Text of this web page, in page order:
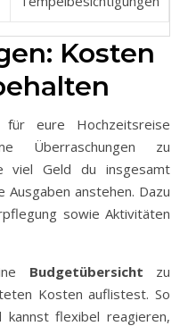
Kosten
eure Hochzeitsreise
Überraschungen zu
viel Geld du insgesamt
anstehen. Dazu
sowie Aktivitäten
Budgetübersicht zu
Kosten auflistest. So
flexibel reagieren,